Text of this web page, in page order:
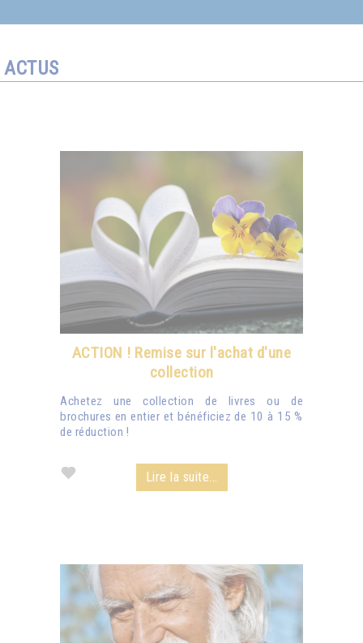
ACTUS
ACTION ! Remise sur l'achat d'une
collection
Achetez une collection de livres ou de
brochures en entier et bénéficiez de 10 à 15 %
de réduction !
Lire la suite...